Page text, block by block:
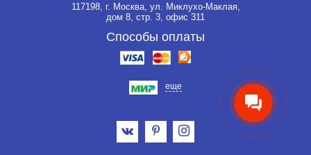
117198, г. Москва, ул. Миклухо-Маклая,
дом 8, стр. 3, офис 311
Способы оплаты
еще